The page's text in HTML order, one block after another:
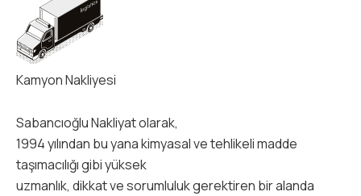
Kamyon Nakliyesi
Sabancıoğlu Nakliyat olarak,
1994 yılından bu yana kimyasal ve tehlikeli madde
taşımacılığı gibi yüksek
uzmanlık, dikkat ve sorumluluk gerektiren bir alanda